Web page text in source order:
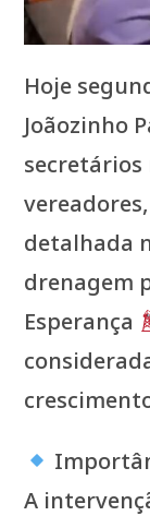
Hoje
Joãozinho
secretários
detalhada
drenagem
Esperança
A